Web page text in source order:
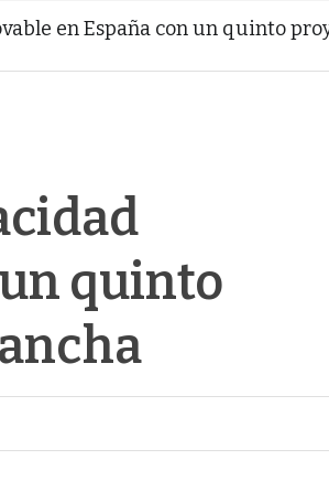
en España con un quinto
quinto